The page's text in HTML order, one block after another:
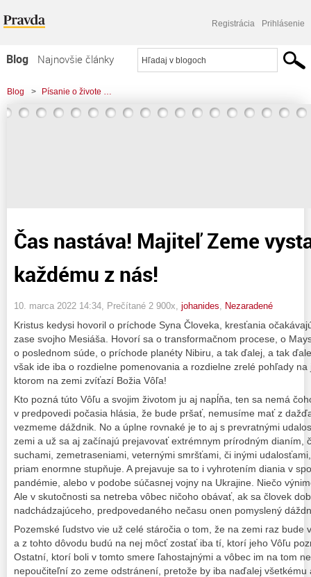
Registrácia Prihlásenie
Blog
Najnovšie články
Najčítanejšie články
Najkomentovanejšie články
Blog > Písanie o živote …
> Čas nastáva! Majiteľ Zeme vystaví účet každému z nás!
Čas nastáva! Majiteľ Zeme
každému z nás!
10. marca 2022 14:34 , Prečítané 2 900x, johanides Nezaradené
Kristus kedysi hovoril o príchode Syna Človeka, kresťania
zase svojho Mesiáša. Hovorí sa o transformačnom procese, o
o poslednom súde, o príchode planéty Nibiru, a tak ďalej, a tak
však ide iba o rozdielne pomenovania a rozdielne zrelé pohľady
ktorom na zemi zvíťazí Božia Vôľa!
Kto pozná túto Vôľu a svojim životom ju aj napĺňa, ten sa nemá
v predpovedi počasia hlásia, že bude pršať, nemusíme mať z
vezmeme dáždnik. No a úplne rovnaké je to aj s prevratnými
zemi a už sa aj začínajú prejavovať extrémnym prírodným dianím,
suchami, zemetraseniami, veternými smršťami, či inými
priam enormne stupňuje. A prejavuje sa to i vyhrotením diania v
pandémie, alebo v podobe súčasnej vojny na Ukrajine. Niečo
Ale v skutočnosti sa netreba vôbec ničoho obávať, ak sa človek
nadchádzajúceho, predpovedaného nečasu onen pomyslený
Pozemské ľudstvo vie už celé stáročia o tom, že na zemi raz bude
a z tohto dôvodu budú na nej môcť zostať iba tí, ktorí jeho Vôľu
Ostatní, ktorí boli v tomto smere ľahostajnými a vôbec im na tom
nepoučiteľní zo zeme odstránení, pretože by iba naďalej všetkému